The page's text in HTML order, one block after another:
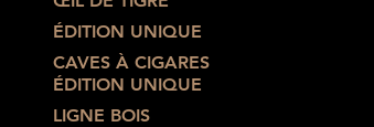
ÉDITION UNIQUE
CAVES À CIGARES
ÉDITION UNIQUE
LIGNE BOIS